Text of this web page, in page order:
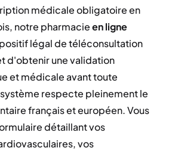
médicale obligatoire en
notre pharmacieen ligne
légal de téléconsultation
d'obtenir une validation
et médicale avant toute
respecte pleinement le
français et européen. Vous
détaillant vos
vos